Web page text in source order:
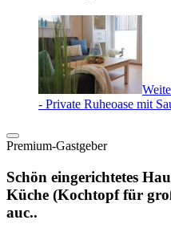
- Private Ruheoase mit
Premium-Gastgeber
Schön eingerichtetes
Küche (Kochtopf für
auc..